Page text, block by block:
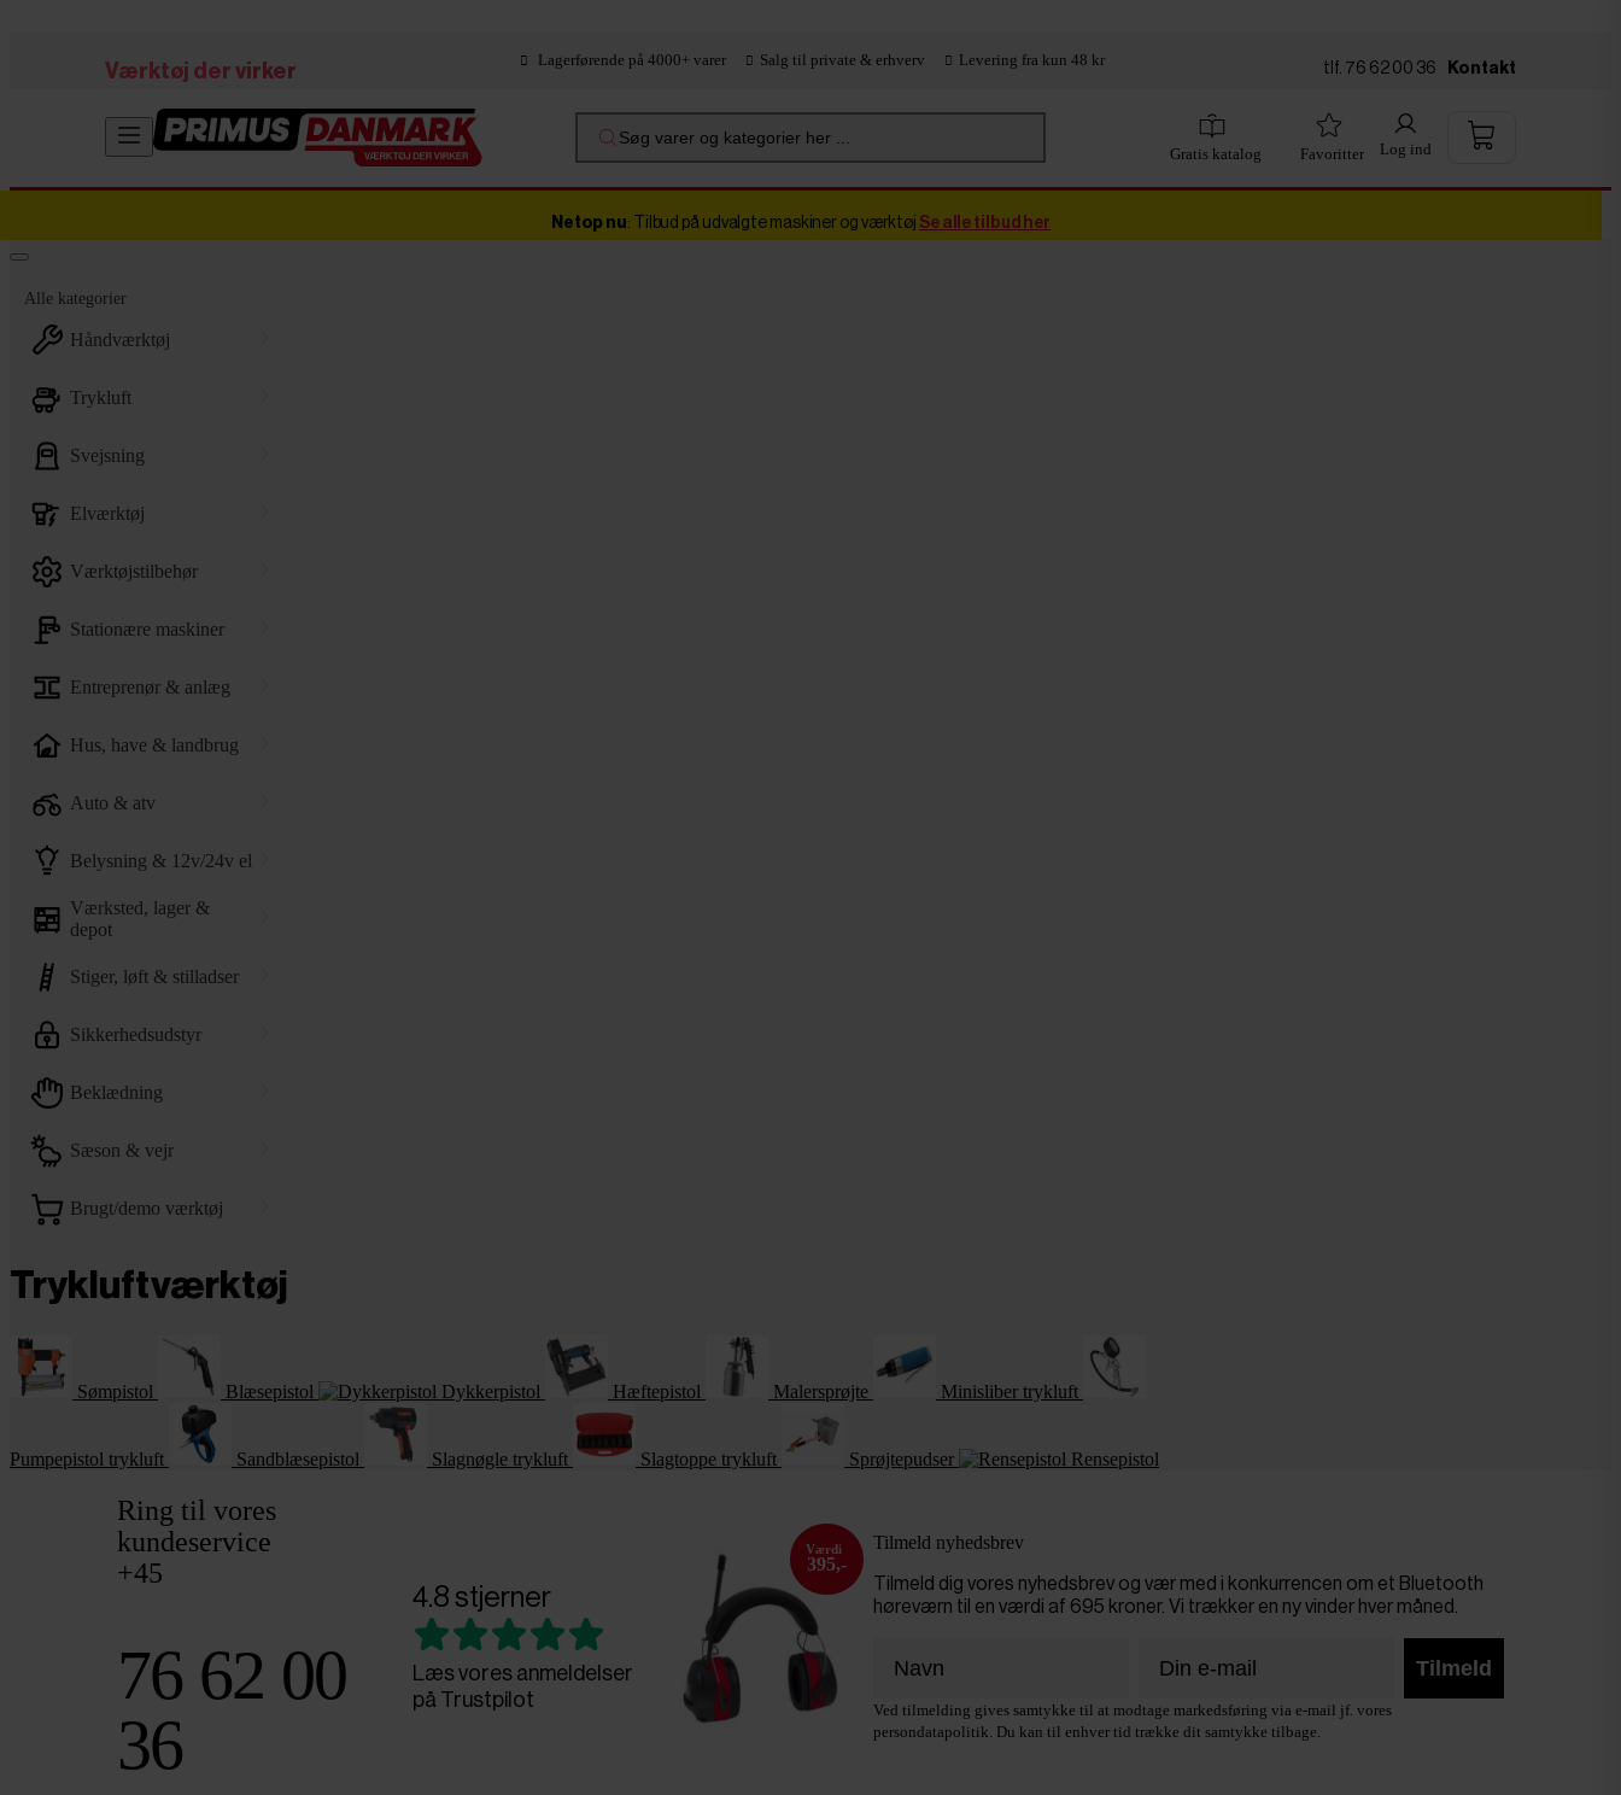
Værktøj der virker
Lagerførende på 4000+ varer Salg til private & erhverv Levering fra kun 48 kr tlf. 76 62 00 36 Kontakt
Søg varer og kategorier her ...
Gratis katalog Favoritter Log ind
Netop nu: Tilbud på udvalgte maskiner og værktøj Se alle tilbud her
Alle kategorier
håndværktøj
trykluft
svejsning
elværktøj
værktøjstilbehør
stationære maskiner
entreprenør & anlæg
hus, have & landbrug
auto & atv
belysning & 12v/24v el
værksted, lager &
depot
stiger, løft & stilladser
sikkerhedsudstyr
beklædning
sæson & vejr
brugt/demo værktøj
Trykluftværktøj
Sømpistol Blæsepistol Dykkerpistol Hæftepistol Malersprøjte Minisliber trykluft
Pumpepistol trykluft Sandblæsepistol Slagnøgle trykluft Slagtoppe trykluft Sprøjtepudser Rensepistol
Ring til vores
kundeservice
+45
76 62 00
36
4.8 stjerner
Læs vores anmeldelser
på Trustpilot
395,-
Tilmeld nyhedsbrev
Tilmeld dig vores nyhedsbrev og vær med i konkurrencen om et Bluetooth
høreværn til en værdi af 695 kroner. Vi trækker en ny vinder hver måned.
Tilmeld
Ved tilmelding gives samtykke til at modtage markedsføring via e-mail jf. vores
persondatapolitik. Du kan til enhver tid trække dit samtykke tilbage.